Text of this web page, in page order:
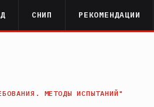
СНИП РЕКОМЕНДАЦИИ
МЕТОДЫ ИСПЫТАНИЙ"